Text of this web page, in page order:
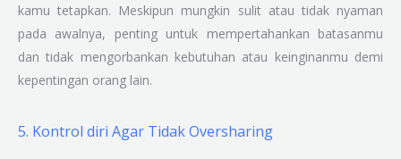
kamu tetapkan. Meskipun mungkin sulit atau tidak nyaman
pada awalnya, penting untuk mempertahankan batasanmu
dan tidak mengorbankan kebutuhan atau keinginanmu demi
kepentingan orang lain.
5. Kontrol diri Agar Tidak Oversharing